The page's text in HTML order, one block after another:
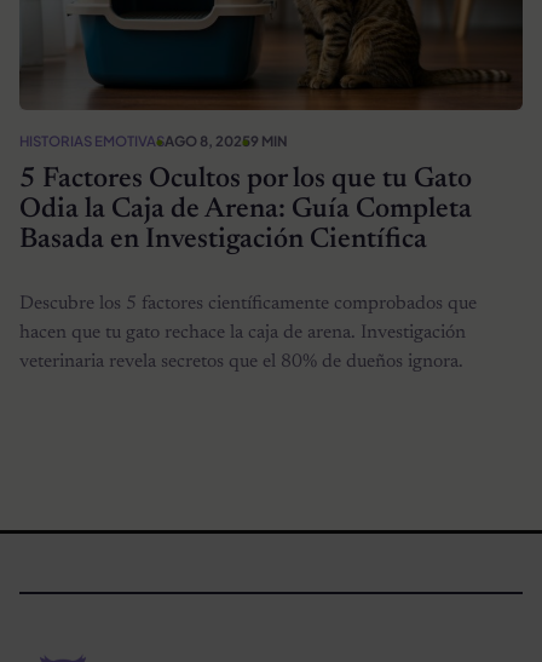
HISTORIAS EMOTIVASAGO 8, 20259 MIN
5 Factores Ocultos por los que tu Gato
Odia la Caja de Arena: Guía Completa
Basada en Investigación Científica
Descubre los 5 factores científicamente comprobados que
hacen que tu gato rechace la caja de arena. Investigación
veterinaria revela secretos que el 80% de dueños ignora.